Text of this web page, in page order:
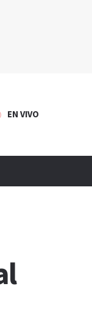
EN VIVO